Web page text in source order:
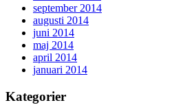
september 2014
augusti 2014
juni 2014
maj 2014
april 2014
januari 2014
Kategorier